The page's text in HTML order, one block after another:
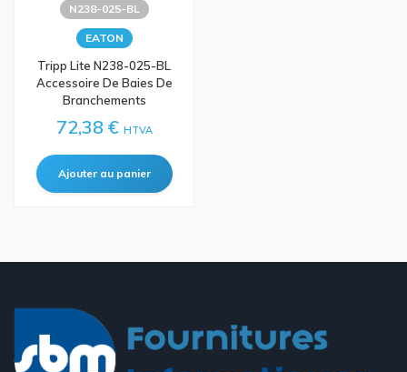
N238-025-BL
EATON
Tripp Lite N238-025-BL
Accessoire De Baies De
Branchements
72,38 € HTVA